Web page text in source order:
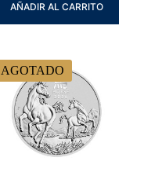
AÑADIR AL CARRITO
AGOTADO